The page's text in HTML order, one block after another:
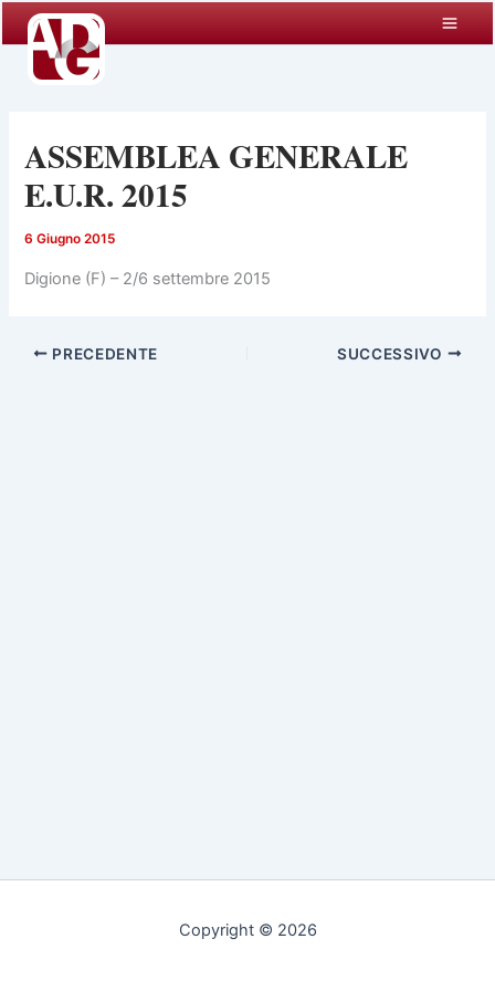
contenuto
ASSEMBLEA GENERALE
E.U.R. 2015
6 Giugno 2015
Digione (F) – 2/6 settembre 2015
PRECEDENTE SUCCESSIVO
Copyright © 2026